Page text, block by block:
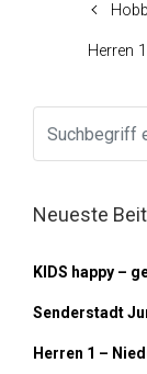
Herren
Neueste
KIDS happy –
Senderstadt
Herren 1 –